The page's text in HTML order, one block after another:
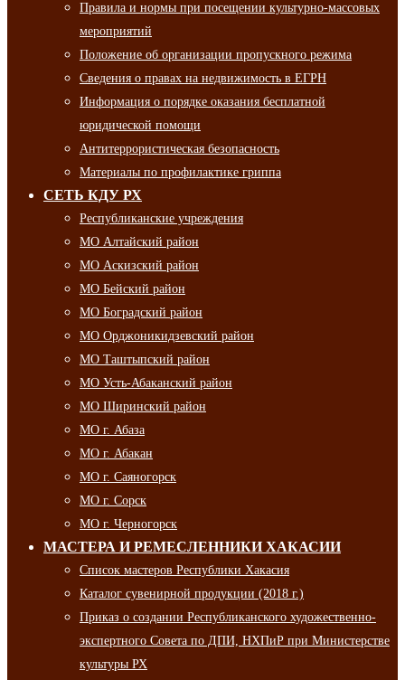
Правила и нормы при посещении культурно-массовых
мероприятий
Положение об организации пропускного режима
Сведения о правах на недвижимость в ЕГРН
Информация о порядке оказания бесплатной
юридической помощи
Антитеррористическая безопасность
Материалы по профилактике гриппа
СЕТЬ КДУ РХ
Республиканские учреждения
МО Алтайский район
МО Аскизский район
МО Бейский район
МО Боградский район
МО Орджоникидзевский район
МО Таштыпский район
МО Усть-Абаканский район
МО Ширинский район
МО г. Абаза
МО г. Абакан
МО г. Саяногорск
МО г. Сорск
МО г. Черногорск
МАСТЕРА И РЕМЕСЛЕННИКИ ХАКАСИИ
Список мастеров Республики Хакасия
Каталог сувенирной продукции (2018 г.)
Приказ о создании Республиканского художественно-
экспертного Совета по ДПИ, НХПиР при Министерстве
культуры РХ